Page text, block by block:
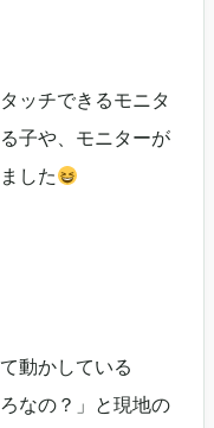
ッチできるモニタ
子や、モニターが
した
動かしている
なの？」と現地の